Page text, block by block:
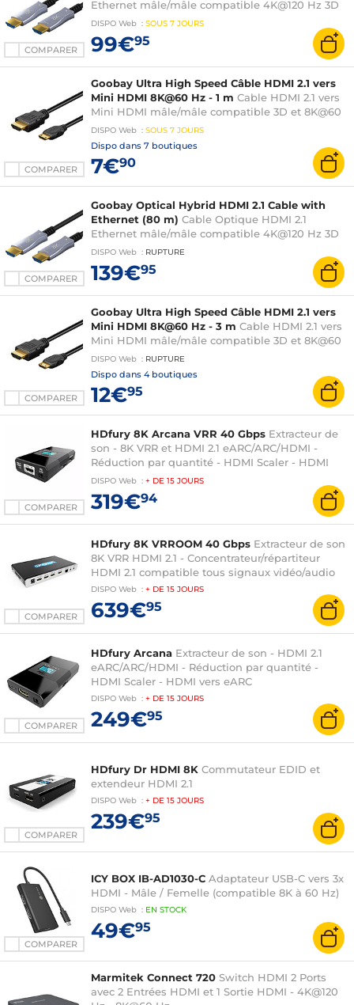
COMPARER
Ethernet mâle/mâle compatible 4K@120 Hz 3D
et 8K@60 Hz
DISPO Web : SOUS 7 JOURS
99€95
COMPARER
Goobay Ultra High Speed Câble HDMI 2.1 vers
Mini HDMI 8K@60 Hz - 1 m Cable HDMI 2.1 vers
Mini HDMI mâle/mâle compatible 3D et 8K@60
Hz - 1 m
DISPO Web : SOUS 7 JOURS
Dispo dans 7 boutiques
7€90
COMPARER
Goobay Optical Hybrid HDMI 2.1 Cable with
Ethernet (80 m) Cable Optique HDMI 2.1
Ethernet mâle/mâle compatible 4K@120 Hz 3D
et 8K@60 Hz
DISPO Web : RUPTURE
139€95
COMPARER
Goobay Ultra High Speed Câble HDMI 2.1 vers
Mini HDMI 8K@60 Hz - 3 m Cable HDMI 2.1 vers
Mini HDMI mâle/mâle compatible 3D et 8K@60
Hz - 3 m
DISPO Web : RUPTURE
Dispo dans 4 boutiques
12€95
COMPARER
HDfury 8K Arcana VRR 40 Gbps Extracteur de
son - 8K VRR et HDMI 2.1 eARC/ARC/HDMI -
Réduction par quantité - HDMI Scaler - HDMI
vers eARC
DISPO Web : + DE 15 JOURS
319€94
COMPARER
HDfury 8K VRROOM 40 Gbps Extracteur de son
8K VRR HDMI 2.1 - Concentrateur/répartiteur
HDMI 2.1 compatible tous signaux vidéo/audio
DISPO Web : + DE 15 JOURS
639€95
COMPARER
HDfury Arcana Extracteur de son - HDMI 2.1
eARC/ARC/HDMI - Réduction par quantité -
HDMI Scaler - HDMI vers eARC
DISPO Web : + DE 15 JOURS
249€95
COMPARER
HDfury Dr HDMI 8K Commutateur EDID et
extendeur HDMI 2.1
DISPO Web : + DE 15 JOURS
239€95
COMPARER
ICY BOX IB-AD1030-C Adaptateur USB-C vers 3x
HDMI - Mâle / Femelle (compatible 8K à 60 Hz)
DISPO Web : EN STOCK
49€95
Marmitek Connect 720 Switch HDMI 2 Ports
avec 2 Entrées HDMI et 1 Sortie HDMI - 4K@120